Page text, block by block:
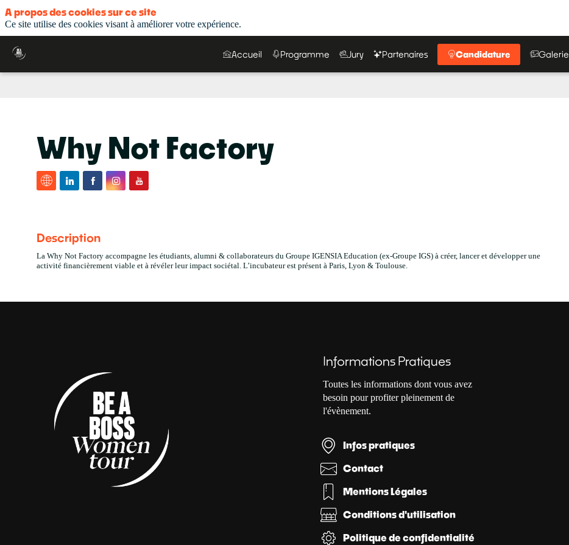
Accueil Programme Jury Partenaires Candidature Galerie
Why Not Factory
Description
La Why Not Factory accompagne les étudiants, alumni & collaborateurs du Groupe IGENSIA Education (ex-Groupe IGS) à créer, lancer et développer une
activité financièrement viable et à révéler leur impact sociétal. L’incubateur est présent à Paris, Lyon & Toulouse.
Informations Pratiques
Toutes les informations dont vous avez
besoin pour profiter pleinement de
l'évènement.
Infos pratiques
Contact
Mentions Légales
Conditions d'utilisation
Politique de confidentialité
A propos des cookies sur ce site
Ce site utilise des cookies visant à améliorer votre expérience.